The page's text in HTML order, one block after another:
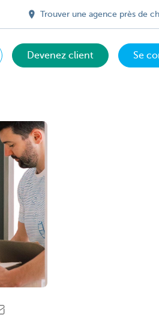
Trouver une agence près de
Devenez client Se